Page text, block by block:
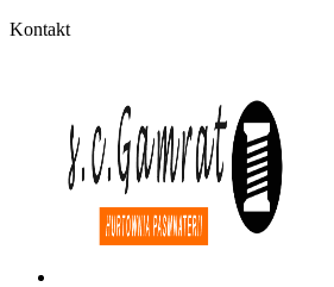
Kontakt